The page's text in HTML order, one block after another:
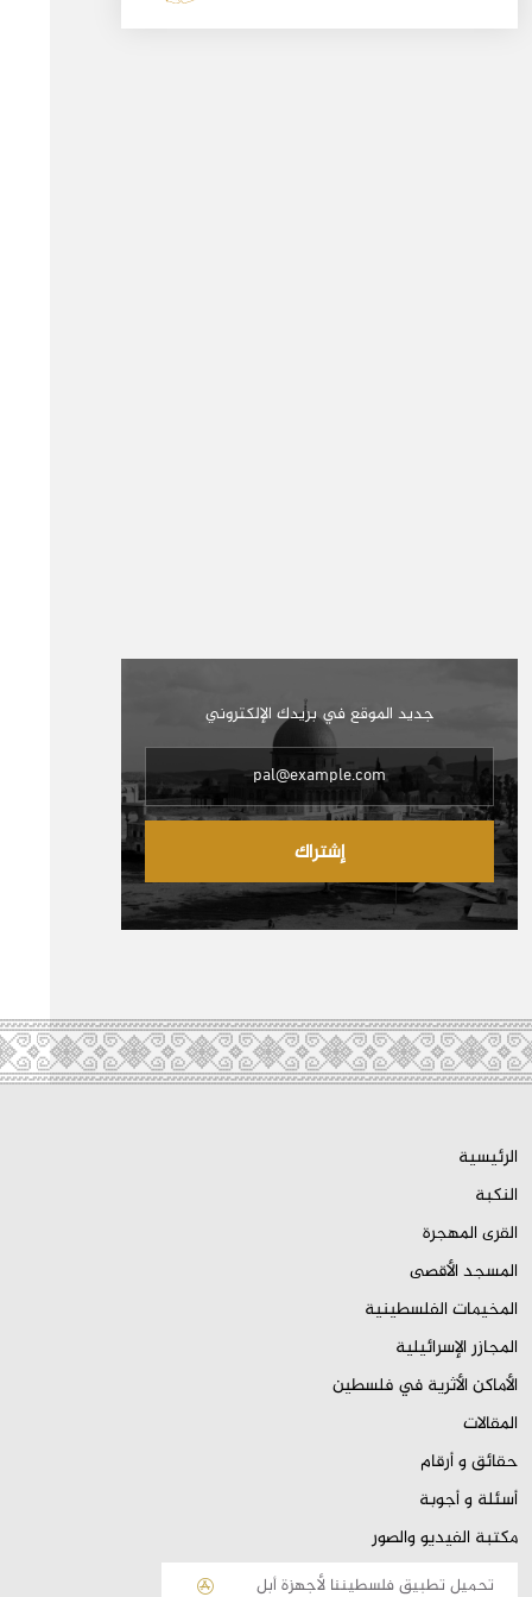
جديد الموقع في بريدك الإلكتروني
إشتراك
الرئيسية
النكبة
القرى المهجرة
المسجد الأقصى
المخيمات الفلسطينية
المجازر الإسرائيلية
الأماكن الأثرية في فلسطين
المقالات
حقائق و أرقام
أسئلة و أجوبة
مكتبة الفيديو والصور
تحميل تطبيق فلسطيننا لأجهزة أبل